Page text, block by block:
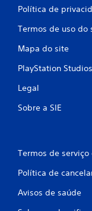
Política de
Termos de uso do
Mapa do site
PlayStation Studios
Legal
Sobre a SIE
Termos de serviço
Política de
Avisos de saúde